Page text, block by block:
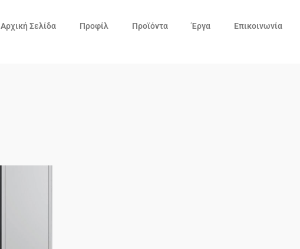
Αρχική Σελίδα Προφίλ Προϊόντα Έργα Επικοινωνία